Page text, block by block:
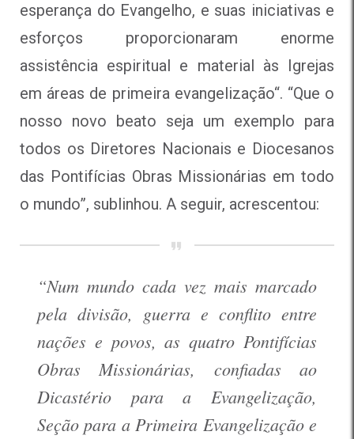
esperança do Evangelho, e suas iniciativas e
esforços proporcionaram enorme
assistência espiritual e material às Igrejas
em áreas de primeira evangelização“. “Que o
nosso novo beato seja um exemplo para
todos os Diretores Nacionais e Diocesanos
das Pontifícias Obras Missionárias em todo
o mundo”, sublinhou. A seguir, acrescentou:
“Num mundo cada vez mais marcado
pela divisão, guerra e conflito entre
nações e povos, as quatro Pontifícias
Obras Missionárias, confiadas ao
Dicastério para a Evangelização,
Seção para a Primeira Evangelização e